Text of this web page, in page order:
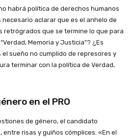
habrá política de derechos humanos
necesario aclarar que es el anhelo de
retrógrados que se termine lo que para
Memoria y Justicia”? ¿Es
sueño no cumplido de represores y
terminar con la política de Verdad,
en el PRO
de género, el candidato
entre risas y guiños cómplices: «En el